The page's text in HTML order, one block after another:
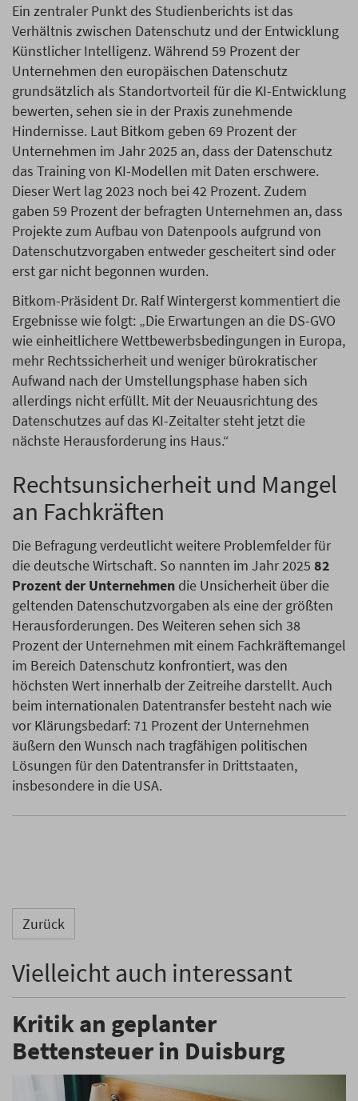
Ein zentraler Punkt des Studienberichts ist das
Verhältnis zwischen Datenschutz und der Entwicklung
Künstlicher Intelligenz. Während 59 Prozent der
Unternehmen den europäischen Datenschutz
grundsätzlich als Standortvorteil für die KI-Entwicklung
bewerten, sehen sie in der Praxis zunehmende
Hindernisse. Laut Bitkom geben 69 Prozent der
Unternehmen im Jahr 2025 an, dass der Datenschutz
das Training von KI-Modellen mit Daten erschwere.
Dieser Wert lag 2023 noch bei 42 Prozent. Zudem
gaben 59 Prozent der befragten Unternehmen an, dass
Projekte zum Aufbau von Datenpools aufgrund von
Datenschutzvorgaben entweder gescheitert sind oder
erst gar nicht begonnen wurden.
Bitkom-Präsident Dr. Ralf Wintergerst kommentiert die
Ergebnisse wie folgt: „Die Erwartungen an die DS-GVO
wie einheitlichere Wettbewerbsbedingungen in Europa,
mehr Rechtssicherheit und weniger bürokratischer
Aufwand nach der Umstellungsphase haben sich
allerdings nicht erfüllt. Mit der Neuausrichtung des
Datenschutzes auf das KI-Zeitalter steht jetzt die
nächste Herausforderung ins Haus.“
Rechtsunsicherheit und Mangel
an Fachkräften
Die Befragung verdeutlicht weitere Problemfelder für
die deutsche Wirtschaft. So nannten im Jahr 2025 82
Prozent der Unternehmen die Unsicherheit über die
geltenden Datenschutzvorgaben als eine der größten
Herausforderungen. Des Weiteren sehen sich 38
Prozent der Unternehmen mit einem Fachkräftemangel
im Bereich Datenschutz konfrontiert, was den
höchsten Wert innerhalb der Zeitreihe darstellt. Auch
beim internationalen Datentransfer besteht nach wie
vor Klärungsbedarf: 71 Prozent der Unternehmen
äußern den Wunsch nach tragfähigen politischen
Lösungen für den Datentransfer in Drittstaaten,
insbesondere in die USA.
Zurück
Vielleicht auch interessant
Kritik an geplanter
Bettensteuer in Duisburg